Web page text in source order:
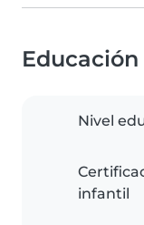
Nivel
infantil